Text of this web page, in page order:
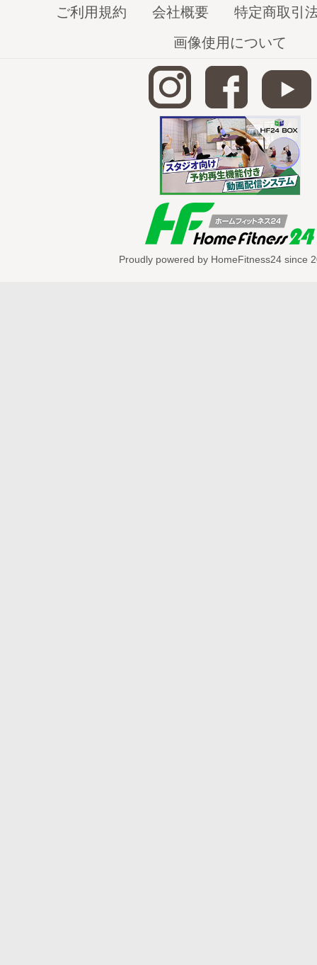
http://home-fitness24.jp/389
※現在再
【背中】簡単シェイプアップVol.2（2/5
http://home-fitness24.jp/391
【内もも】簡単シェイプアップVol.2（
http://home-fitness24.jp/393
【お尻1（お尻の後ろ側）】簡単シェイ
http://home-fitness24.jp/398
【お尻2（お尻の横側）】簡単シェイプ
http://home-fitness24.jp/405
ご利用規約
会社概要
特定商取引
画像使用について
Proudly powered by HomeFitness24 since